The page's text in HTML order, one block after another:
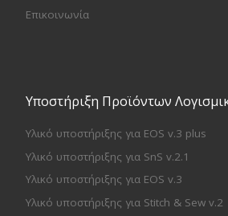
Επικοινωνία
Υποστήριξη Προϊόντων
Υλικό υποστήριξης για EOS v.3 plus
Υλικό υποστήριξης για SnS v.2.1
Υλικό υποστήριξης για EOS v.3
Υλικό υποστήριξης για Stitch & Sew v.2